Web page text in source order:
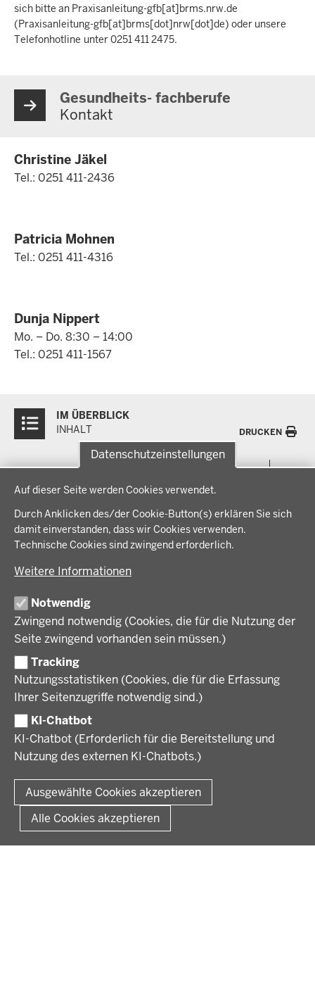
Datenschutzeinstellungen
Auf dieser Seite werden Cookies verwendet.
Durch Anklicken des/der Cookie-Button(s) erklären Sie sich
damit einverstanden, dass wir Cookies verwenden.
Technische Cookies sind zwingend erforderlich.
Weitere Informationen
Notwendig
Zwingend notwendig (Cookies, die für die Nutzung der
Seite zwingend vorhanden sein müssen.)
Tracking
Nutzungsstatistiken (Cookies, die für die Erfassung
Ihrer Seitenzugriffe notwendig sind.)
KI-Chatbot
KI-Chatbot (Erforderlich für die Bereitstellung und
Nutzung des externen KI-Chatbots.)
Ausgewählte Cookies akzeptieren
Alle Cookies akzeptieren
sich bitte an Praxisanleitung-gfb[at]brms.nrw.de
(Praxisanleitung-gfb[at]brms[dot]nrw[dot]de) oder unsere
Telefonhotline unter 0251 411 2475.
Gesundheits- fachberufe
Kontakt
Christine Jäkel
Tel.: 0251 411-2436
Patricia Mohnen
Tel.: 0251 411-4316
Dunja Nippert
Mo. – Do. 8:30 – 14:00
Tel.: 0251 411-1567
Inhalte
IM ÜBERBLICK
INHALT
DRUCKEN
der
Fußzeile
THEMEN
Bauen, Planen und Verkehr
Bildung, Schule und Sport
Regionalplanung und Regionalrat
Wirtschaft, Kultur und Kommunales
IM FOKUS
Energiewende AG
Zusammenarbeit mit den Niederlanden
BEZIRKSREGIERUNG
Regierungsbezirk Münster
Geschichte und Gegenwart
Behördenleitung
Förderlotsinnen und Förderlotsen
KARRIERE UND AUSBILDUNG
Stellenangebote
Ausbildung
Volljurist:in
Praktikum
Stellenangebote im Schulbereich
VERFAHREN UND BEKANNTMACHUNGEN
Amtsblatt
Verfahrensübersichten
PRESSE
Pressemitteilungen
Podcast
© 2026 Bezirksregierung Münster
Fußzeile
Impressum Datenschutz Rechtliche Hinweise
Kurzlink zu dieser Seite